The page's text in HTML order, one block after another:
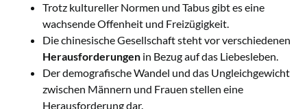
Trotz kultureller Normen und Tabus gibt es eine
wachsende Offenheit und Freizügigkeit.
Die chinesische Gesellschaft steht vor verschiedenen
Herausforderungen in Bezug auf das Liebesleben.
Der demografische Wandel und das Ungleichgewicht
zwischen Männern und Frauen stellen eine
Herausforderung dar.